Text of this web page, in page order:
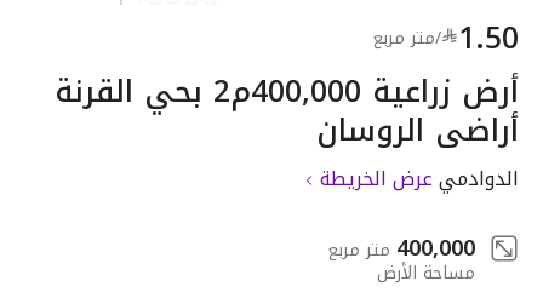
1.50
/متر مربع
أرض زراعية 400,000م2 بحي القرنة
أراضي الروسان
الدوادميعرض الخريطة
400,000 متر مربع
مساحة الأرض